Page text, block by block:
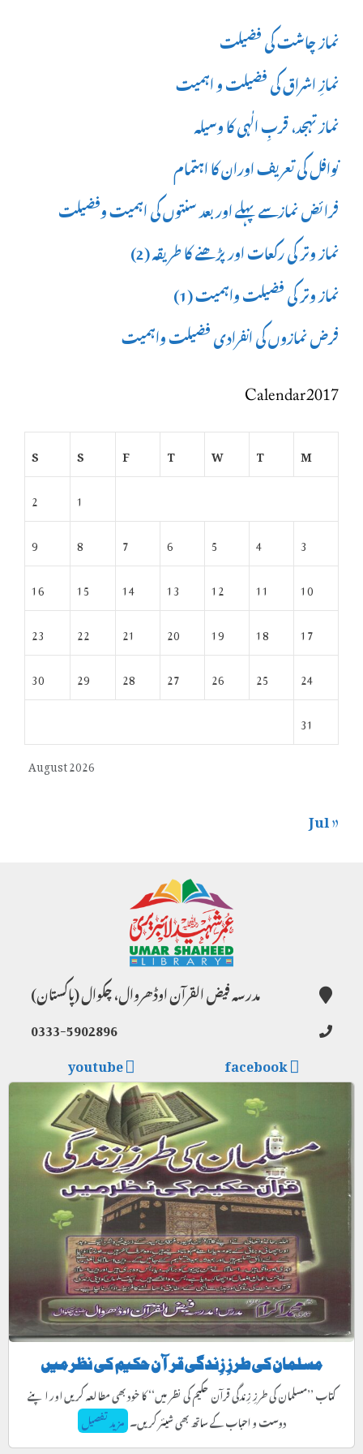
نماز چاشت کی فضیلت
نمازِ اشراق کی فضیلت و اہمیت
نماز تہجد، قربِ الٰہی کا وسیلہ
نوافل کی تعریف اوران کا اہتمام
فرائض نمازسے پہلے اور بعد سنتوں کی اہمیت وفضیلت
نماز وتر کی رکعات اور پڑھنے کا طریقہ (2)
نماز وتر کی فضیلت واہمیت (1)
فرض نمازوں کی انفرادی فضیلت واہمیت
Calendar 2017
August 2026
M
T
W
T
F
S
S
1
2
3
4
5
6
7
8
9
10
11
12
13
14
15
16
17
18
19
20
21
22
23
24
25
26
27
28
29
30
31
« Jul
مدرسہ فیض القرآن اوڈھروال، چکوال (پاکستان)
0333-5902896
facebook
youtube
مسلمان کی طرزِ زِندگی قرآن حکیم کی نظر میں
کتاب ’’مسلمان کی طرزِ زِندگی قرآن حکیم کی نظر میں‘‘ کا خود بھی مطالعہ کریں اور اپنے
دوست و احباب کے ساتھ بھی شیئر کریں۔مزید تفصیل